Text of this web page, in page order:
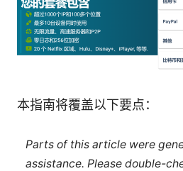
本指南将覆盖以下要点：
Parts of this article were
assistance. Please double-